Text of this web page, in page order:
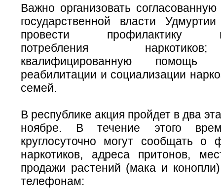
Важно организовать
государственной власти
провести профилактику
потребления
квалифицированную
реабилитации и социализации
семей.
В республике акция пройдет в два
ноябре. В течение этого
круглосуточно могут сообщать о
наркотиков, адреса притонов,
продажи растений (мака и
телефонам: